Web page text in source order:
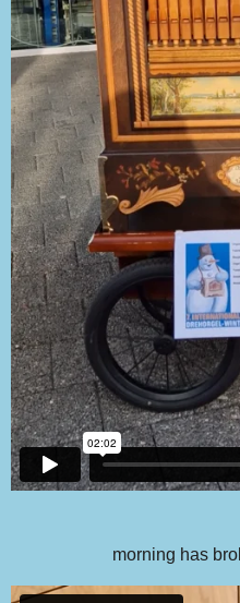
morning has